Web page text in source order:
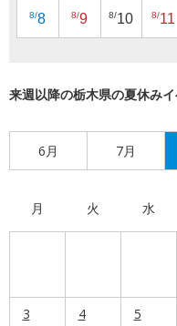
8/8 8/9 8/10 8/11
来週以降の栃木県の夏休み
6月 7月
月 火 水
3 4 5